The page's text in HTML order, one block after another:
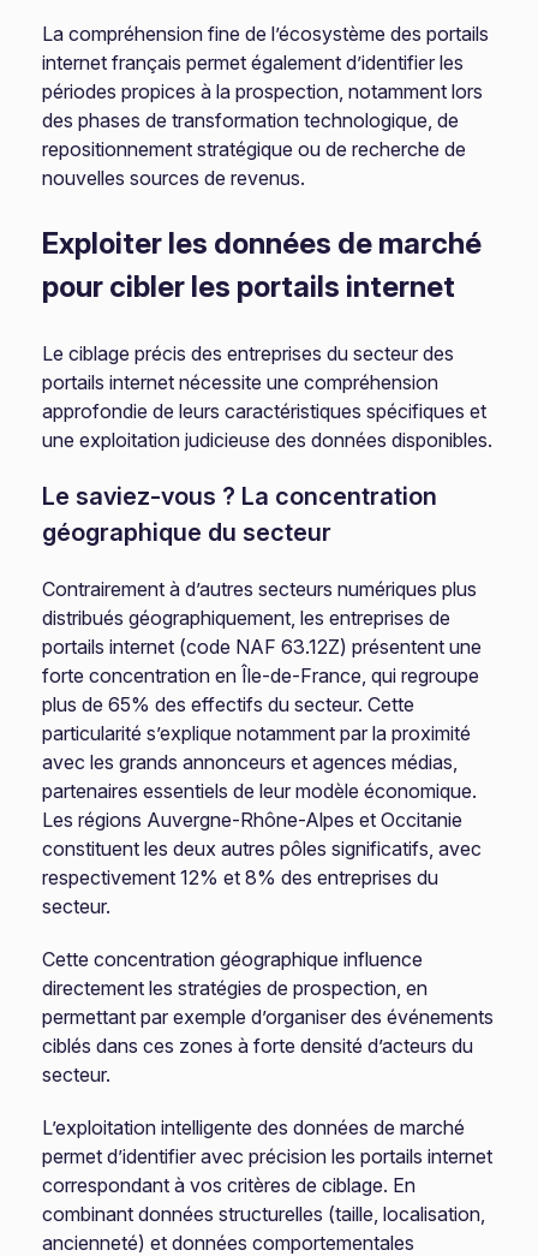
La compréhension fine de l’écosystème des portails
internet français permet également d’identifier les
périodes propices à la prospection, notamment lors
des phases de transformation technologique, de
repositionnement stratégique ou de recherche de
nouvelles sources de revenus.
Exploiter les données de marché
pour cibler les portails internet
Le ciblage précis des entreprises du secteur des
portails internet nécessite une compréhension
approfondie de leurs caractéristiques spécifiques et
une exploitation judicieuse des données disponibles.
Le saviez-vous ? La concentration
géographique du secteur
Contrairement à d’autres secteurs numériques plus
distribués géographiquement, les entreprises de
portails internet (code NAF 63.12Z) présentent une
forte concentration en Île-de-France, qui regroupe
plus de 65% des effectifs du secteur. Cette
particularité s’explique notamment par la proximité
avec les grands annonceurs et agences médias,
partenaires essentiels de leur modèle économique.
Les régions Auvergne-Rhône-Alpes et Occitanie
constituent les deux autres pôles significatifs, avec
respectivement 12% et 8% des entreprises du
secteur.
Cette concentration géographique influence
directement les stratégies de prospection, en
permettant par exemple d’organiser des événements
ciblés dans ces zones à forte densité d’acteurs du
secteur.
L’exploitation intelligente des données de marché
permet d’identifier avec précision les portails internet
correspondant à vos critères de ciblage. En
combinant données structurelles (taille, localisation,
ancienneté) et données comportementales